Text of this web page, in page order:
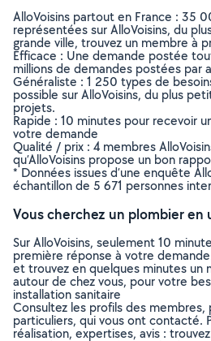
AlloVoisins partout en France : 35
représentées sur AlloVoisins, du
grande ville, trouvez un membre à
Efficace : Une demande postée
millions de demandes postées par
Généraliste : 1 250 types de
possible sur AlloVoisins, du plus
projets.
Rapide : 10 minutes pour recevoir
votre demande
Qualité / prix : 4 membres
qu’AlloVoisins propose un bon
* Données issues d’une enquête
échantillon de 5 671 personnes
Vous cherchez un plombier en
Sur AlloVoisins, seulement 10
première réponse à votre
et trouvez en quelques minutes un
autour de chez vous, pour votre
installation sanitaire
Consultez les profils des membres,
particuliers, qui vous ont contacté.
réalisation, expertises, avis :